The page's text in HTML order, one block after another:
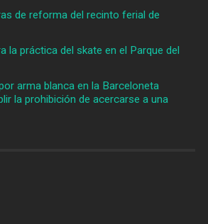
de reforma del recinto ferial de
la práctica del skate en el Parque del
arma blanca en la Barceloneta
la prohibición de acercarse a una